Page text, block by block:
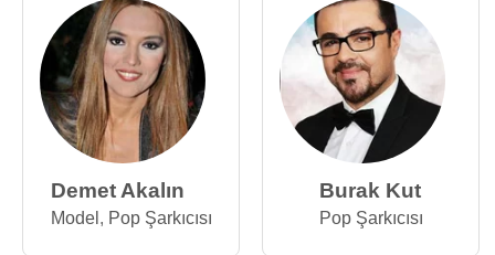
Demet Akalın
Model , Pop Şarkıcısı
Burak Kut
Pop Şarkıcısı